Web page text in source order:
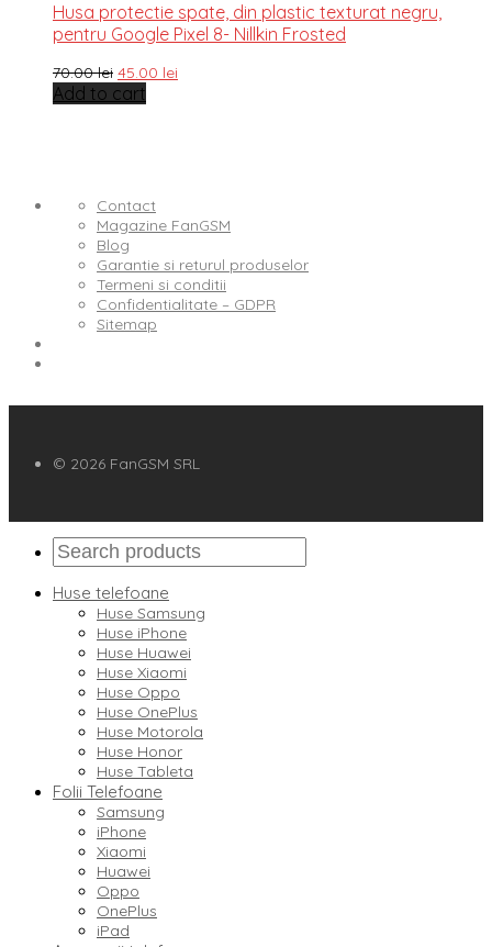
Husa protectie spate, din plastic texturat negru,
pentru Google Pixel 8- Nillkin Frosted
70.00lei 45.00 lei
Add to cart
Contact
Magazine FanGSM
Blog
Garantie si returul produselor
Termeni si conditii
Confidentialitate – GDPR
Sitemap
© 2026 FanGSM SRL
Huse telefoane
Huse Samsung
Huse iPhone
Huse Huawei
Huse Xiaomi
Huse Oppo
Huse OnePlus
Huse Motorola
Huse Honor
Huse Tableta
Folii Telefoane
Samsung
iPhone
Xiaomi
Huawei
Oppo
OnePlus
iPad